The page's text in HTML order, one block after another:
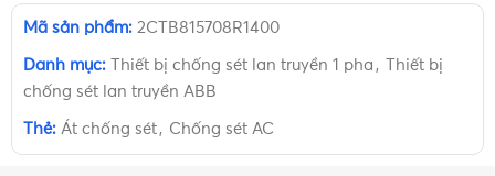
Mã sản phẩm:2CTB815708R1400
Danh mục: Thiết bị chống sét lan truyền 1 pha ,
Thiết bị
chống sét lan truyền ABB
Thẻ: Át chống sét, Chống sét AC